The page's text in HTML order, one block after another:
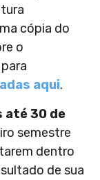
cópia do
o
aqui.
até 30 de
semestre
dentro
de sua